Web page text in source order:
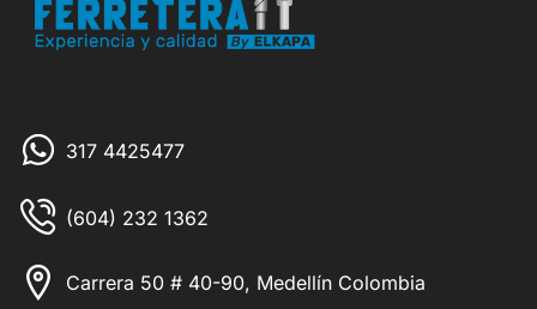
317 4425477
(604) 232 1362
Carrera 50 # 40-90, Medellín Colombia